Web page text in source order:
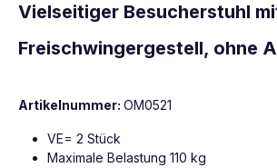
Vielseitiger Besucherstuhl
Freischwingergestell, ohne
Artikelnummer: OM0521
VE= 2 Stück
Maximale Belastung 110 kg